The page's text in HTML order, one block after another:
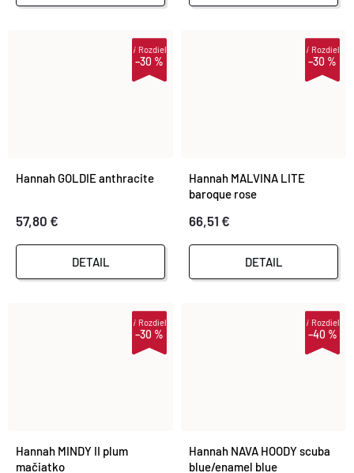
–30 %
iRozdiel
Hannah GOLDIE anthracite
57,80 €
DETAIL
–30 %
iRozdiel
Hannah MALVINA LITE
baroque rose
66,51 €
DETAIL
–30 %
iRozdiel
Hannah MINDY II plum
mačiatko
–40 %
iRozdiel
Hannah NAVA HOODY scuba
blue/enamel blue